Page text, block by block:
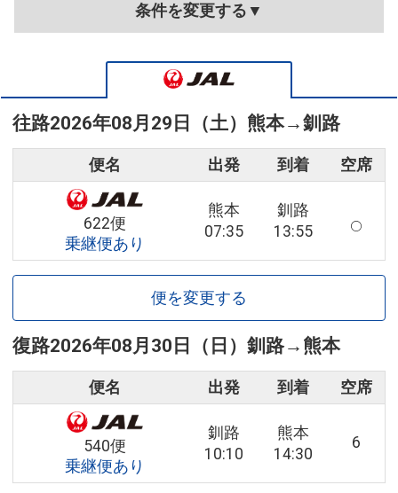
条件を変更する▼
往路2026年08月29日（土） 熊本→釧路
便名 出発 到着 空席
622便
乗継便あり
熊本
07:35
釧路
13:55
便を変更する
復路2026年08月30日（日） 釧路→ 熊本
便名 出発 到着 空席
540便
乗継便あり
釧路
10:10
熊本
14:30
6